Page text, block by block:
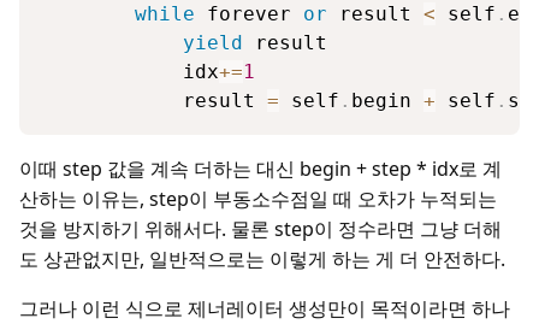
while forever or result < self .
yield result
            idx
+=1
            result
= self . begin + self .
이때 step 값을 계속 더하는 대신 begin + step * idx로 계
산하는 이유는, step이 부동소수점일 때 오차가 누적되는
것을 방지하기 위해서다. 물론 step이 정수라면 그냥 더해
도 상관없지만, 일반적으로는 이렇게 하는 게 더 안전하다.
그러나 이런 식으로 제너레이터 생성만이 목적이라면 하나